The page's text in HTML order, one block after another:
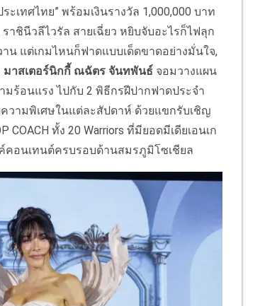
ะเทศไทย” พร้อมเงินรางวัล 1,000,000 บาท
ราชินีวลีไวรัล สายเฉี่ยว หยิบจับอะไรก็ไฟลุก
แต่เกมไหนก็ฟาดแบบเด็ดขาดอย่างมั่นใจ,
มาสเตอร์นิกกี้ ณฉัตร จันทพันธ์ จอมวางแผน
ร้อนแรง ไปกับ 2 พิธีกรฝีปากฟาดประจํา
วามพิเศษในแต่ละสัปดาห์ ด้วยแขกรับเชิญ
ทั้ง 20 Warriors ที่มียอดมีเดียเอนเก
คอนเทนต์ครบรอบด้านสมรภูมิโซเชียล